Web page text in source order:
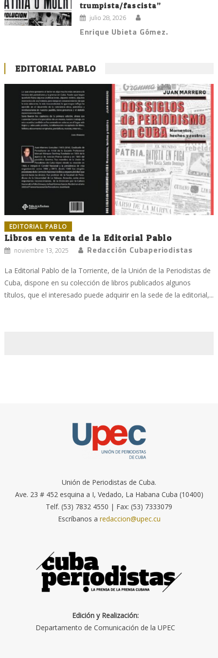
trumpista/fascista”
julio 28, 2026
Enrique Ubieta Gómez.
EDITORIAL PABLO
EDITORIAL PABLO
Libros en venta de la Editorial Pablo
noviembre 13, 2025 Redacción Cubaperiodistas
La Editorial Pablo de la Torriente, de la Unión de la Periodistas de
Cuba, dispone en su colección de libros publicados algunos
títulos, que el interesado puede adquirir en la sede de la editorial,...
Unión de Periodistas de Cuba.
Ave. 23 # 452 esquina a I, Vedado, La Habana Cuba (10400)
Telf. (53) 7832 4550 | Fax: (53) 7333079
Escríbanos a redaccion@upec.cu
Edición y Realización:
Departamento de Comunicación de la UPEC